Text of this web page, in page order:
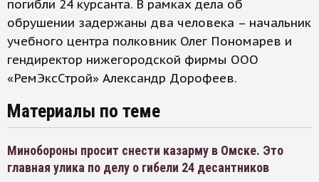
погибли 24 курсанта. В рамках дела об
обрушении задержаны два человека – начальник
учебного центра полковник Олег Пономарев и
гендиректор нижегородской фирмы ООО
«РемЭксСтрой» Александр Дорофеев.
Материалы по теме
Минобороны просит снести казарму в Омске. Это
главная улика по делу о гибели 24 десантников